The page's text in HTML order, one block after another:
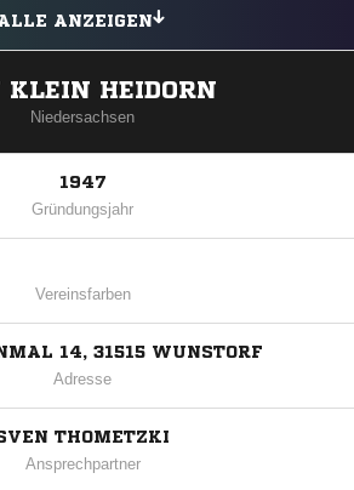
ANZEIGEN
KLEIN HEIDORN
Niedersachsen
1947
Gründungsjahr
Vereinsfarben
14, 31515 WUNSTORF
Adresse
THOMETZKI
Ansprechpartner